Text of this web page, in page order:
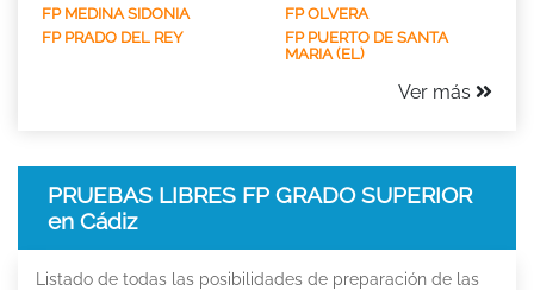
FP MEDINA SIDONIA
FP OLVERA
FP PRADO DEL REY
FP PUERTO DE SANTA
MARIA (EL)
Ver más
PRUEBAS LIBRES FP GRADO SUPERIOR
en Cádiz
Listado de todas las posibilidades de preparación de las